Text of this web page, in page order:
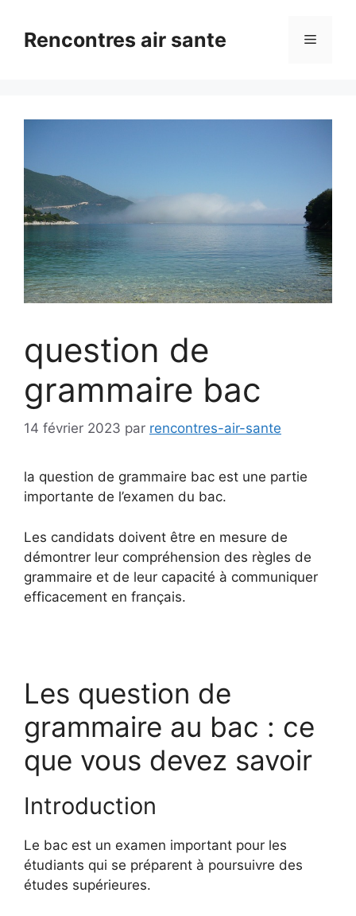
contenuRencontres air sante Menu
question de
grammaire bac
14 février 2023 par rencontres-air-sante
la question de grammaire bac est une partie
importante de l’examen du bac.
Les candidats doivent être en mesure de
démontrer leur compréhension des règles de
grammaire et de leur capacité à communiquer
efficacement en français.
Les question de
grammaire au bac : ce
que vous devez savoir
Introduction
Le bac est un examen important pour les
étudiants qui se préparent à poursuivre des
études supérieures.